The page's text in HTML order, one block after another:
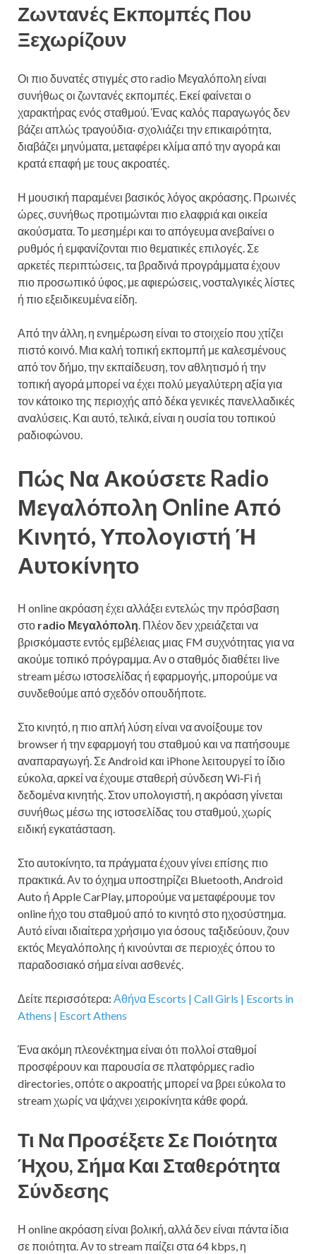
Ζωντανές Εκπομπές Που
Ξεχωρίζουν
Οι πιο δυνατές στιγμές στο radio Μεγαλόπολη είναι
συνήθως οι ζωντανές εκπομπές. Εκεί φαίνεται ο
χαρακτήρας ενός σταθμού. Ένας καλός παραγωγός δεν
βάζει απλώς τραγούδια· σχολιάζει την επικαιρότητα,
διαβάζει μηνύματα, μεταφέρει κλίμα από την αγορά και
κρατά επαφή με τους ακροατές.
Η μουσική παραμένει βασικός λόγος ακρόασης. Πρωινές
ώρες, συνήθως προτιμώνται πιο ελαφριά και οικεία
ακούσματα. Το μεσημέρι και το απόγευμα ανεβαίνει ο
ρυθμός ή εμφανίζονται πιο θεματικές επιλογές. Σε
αρκετές περιπτώσεις, τα βραδινά προγράμματα έχουν
πιο προσωπικό ύφος, με αφιερώσεις, νοσταλγικές λίστες
ή πιο εξειδικευμένα είδη.
Από την άλλη, η ενημέρωση είναι το στοιχείο που χτίζει
πιστό κοινό. Μια καλή τοπική εκπομπή με καλεσμένους
από τον δήμο, την εκπαίδευση, τον αθλητισμό ή την
τοπική αγορά μπορεί να έχει πολύ μεγαλύτερη αξία για
τον κάτοικο της περιοχής από δέκα γενικές πανελλαδικές
αναλύσεις. Και αυτό, τελικά, είναι η ουσία του τοπικού
ραδιοφώνου.
Πώς Να Ακούσετε Radio
Μεγαλόπολη Online Από
Κινητό, Υπολογιστή Ή
Αυτοκίνητο
Η online ακρόαση έχει αλλάξει εντελώς την πρόσβαση
στο radio Μεγαλόπολη. Πλέον δεν χρειάζεται να
βρισκόμαστε εντός εμβέλειας μιας FM συχνότητας για να
ακούμε τοπικό πρόγραμμα. Αν ο σταθμός διαθέτει live
stream μέσω ιστοσελίδας ή εφαρμογής, μπορούμε να
συνδεθούμε από σχεδόν οπουδήποτε.
Στο κινητό, η πιο απλή λύση είναι να ανοίξουμε τον
browser ή την εφαρμογή του σταθμού και να πατήσουμε
αναπαραγωγή. Σε Android και iPhone λειτουργεί το ίδιο
εύκολα, αρκεί να έχουμε σταθερή σύνδεση Wi‑Fi ή
δεδομένα κινητής. Στον υπολογιστή, η ακρόαση γίνεται
συνήθως μέσω της ιστοσελίδας του σταθμού, χωρίς
ειδική εγκατάσταση.
Στο αυτοκίνητο, τα πράγματα έχουν γίνει επίσης πιο
πρακτικά. Αν το όχημα υποστηρίζει Bluetooth, Android
Auto ή Apple CarPlay, μπορούμε να μεταφέρουμε τον
online ήχο του σταθμού από το κινητό στο ηχοσύστημα.
Αυτό είναι ιδιαίτερα χρήσιμο για όσους ταξιδεύουν, ζουν
εκτός Μεγαλόπολης ή κινούνται σε περιοχές όπου το
παραδοσιακό σήμα είναι ασθενές.
Δείτε περισσότερα: Αθήνα Εscorts | Call Girls | Escorts in
Athens | Escort Athens
Ένα ακόμη πλεονέκτημα είναι ότι πολλοί σταθμοί
προσφέρουν και παρουσία σε πλατφόρμες radio
directories, οπότε ο ακροατής μπορεί να βρει εύκολα το
stream χωρίς να ψάχνει χειροκίνητα κάθε φορά.
Τι Να Προσέξετε Σε Ποιότητα
Ήχου, Σήμα Και Σταθερότητα
Σύνδεσης
Η online ακρόαση είναι βολική, αλλά δεν είναι πάντα ίδια
σε ποιότητα. Αν το stream παίζει στα 64 kbps, η